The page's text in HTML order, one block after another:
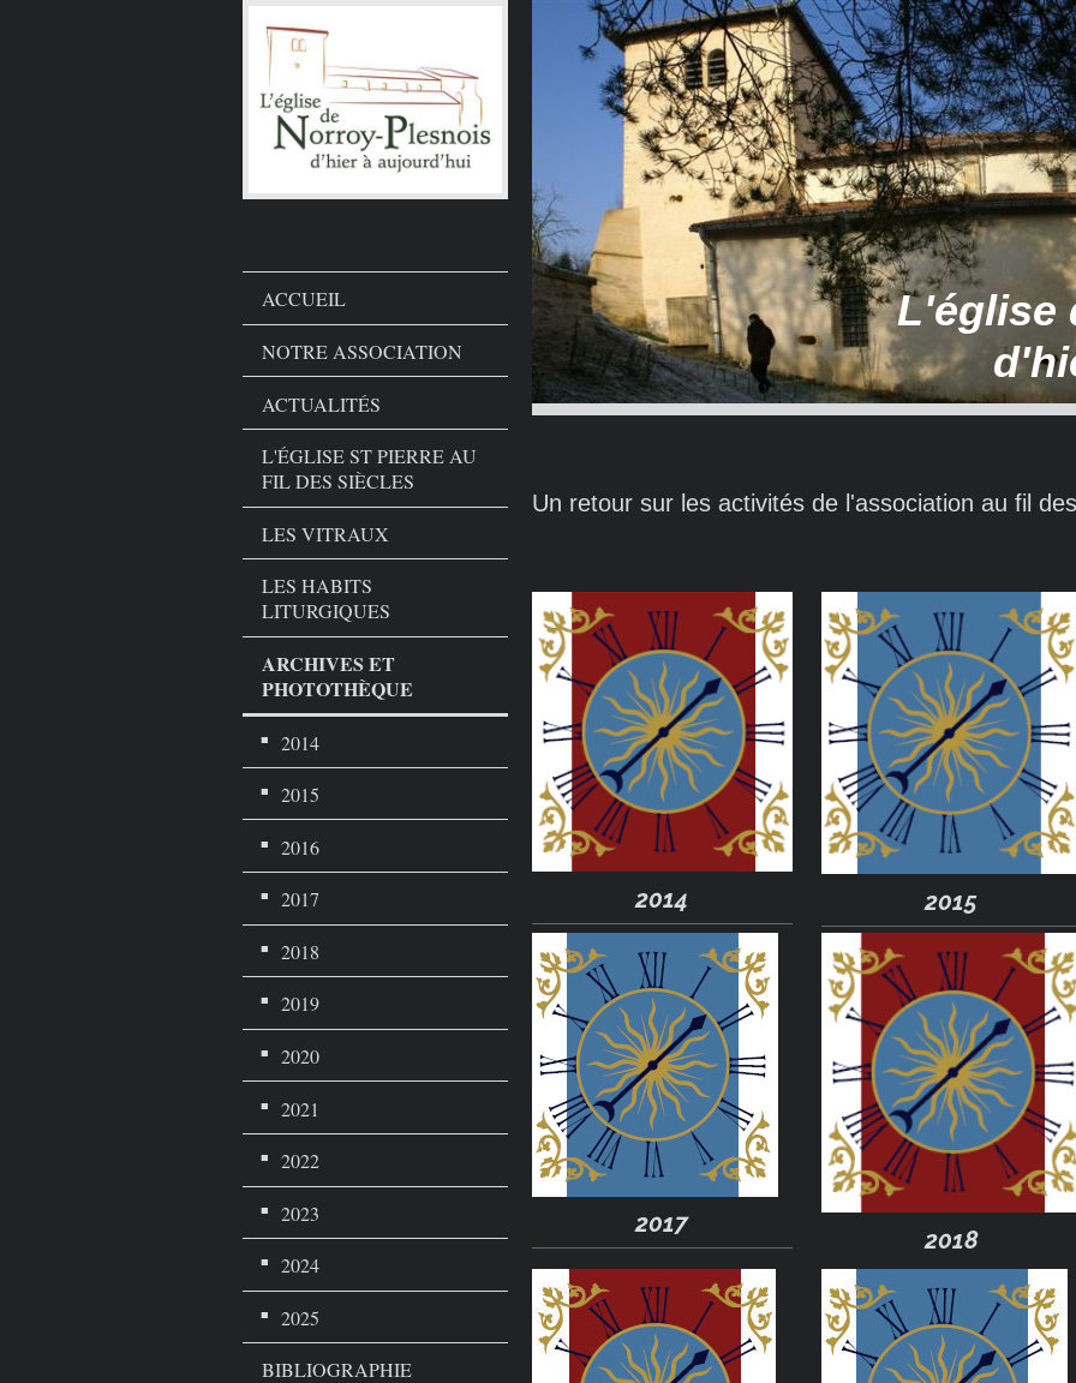
ACCUEIL
NOTRE ASSOCIATION
ACTUALITÉS
L'ÉGLISE ST PIERRE AU
FIL DES SIÈCLES
LES VITRAUX
LES HABITS
LITURGIQUES
ARCHIVES ET
PHOTOTHÈQUE
2014
2015
2016
2017
2018
2019
2020
2021
2022
2023
2024
2025
BIBLIOGRAPHIE
L'église
Un retour sur les activités de l'association au fil
2014 2015
2017
2018